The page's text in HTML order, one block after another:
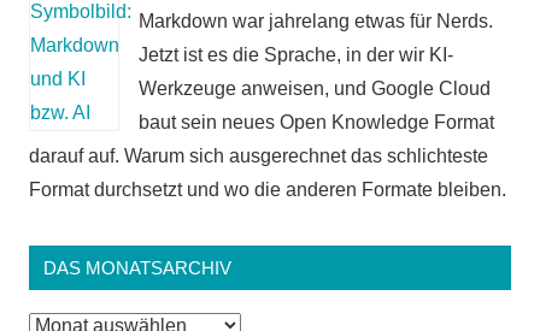
Markdown war jahrelang etwas für Nerds.
Jetzt ist es die Sprache, in der wir KI-
Werkzeuge anweisen, und Google Cloud
baut sein neues Open Knowledge Format
darauf auf. Warum sich ausgerechnet das schlichteste
Format durchsetzt und wo die anderen Formate bleiben.
DAS MONATSARCHIV
Das